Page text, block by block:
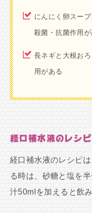
にんにく卵スー
殺菌・抗菌作用
長ネギと大根お
用がある
経口補水液のレシピ
経口補水液のレシピ
る時は、砂糖と塩を
汁50mlを加えると飲